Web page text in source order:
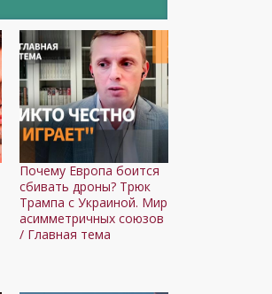
Почему Европа боится
сбивать дроны? Трюк
Трампа с Украиной. Мир
асимметричных союзов
/ Главная тема